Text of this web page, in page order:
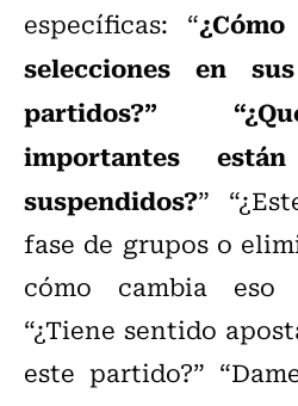
específicas: “
selecciones en
partidos?”
importantes
suspendidos?”
fase de grupos o
cómo cambia eso
“¿Tiene sentido
este partido?”